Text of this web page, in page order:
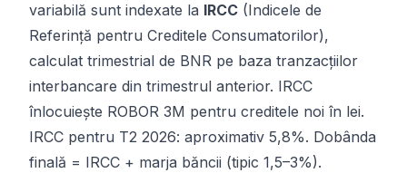
variabilă sunt indexate la IRCC (Indicele de
Referință pentru Creditele Consumatorilor),
calculat trimestrial de BNR pe baza tranzacțiilor
interbancare din trimestrul anterior. IRCC
înlocuiește ROBOR 3M pentru creditele noi în lei.
IRCC pentru T2 2026: aproximativ 5,8%. Dobânda
finală = IRCC + marja băncii (tipic 1,5–3%).